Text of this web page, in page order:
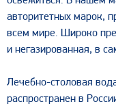
авторитетных марок,
всем мире. Широко
и негазированная, в
Лечебно-столовая
распространен в